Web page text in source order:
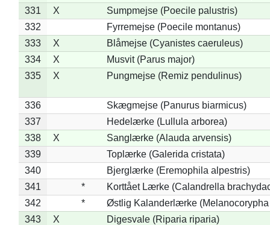
331
X
Sumpmejse (Poecile palustris)
332
Fyrremejse (Poecile montanus)
333
X
Blåmejse (Cyanistes caeruleus)
334
X
Musvit (Parus major)
335
X Pungmejse (Remiz pendulinus)
336
Skægmejse (Panurus biarmicus)
337
Hedelærke (Lullula arborea)
338
X
Sanglærke (Alauda arvensis)
339
Toplærke (Galerida cristata)
340
Bjerglærke (Eremophila alpestris)
341
*
Korttået Lærke (Calandrella
342
*
Østlig Kalanderlærke (Melanocorypha
343
X Digesvale (Riparia riparia)